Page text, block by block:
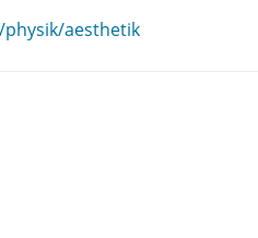
aesthetik